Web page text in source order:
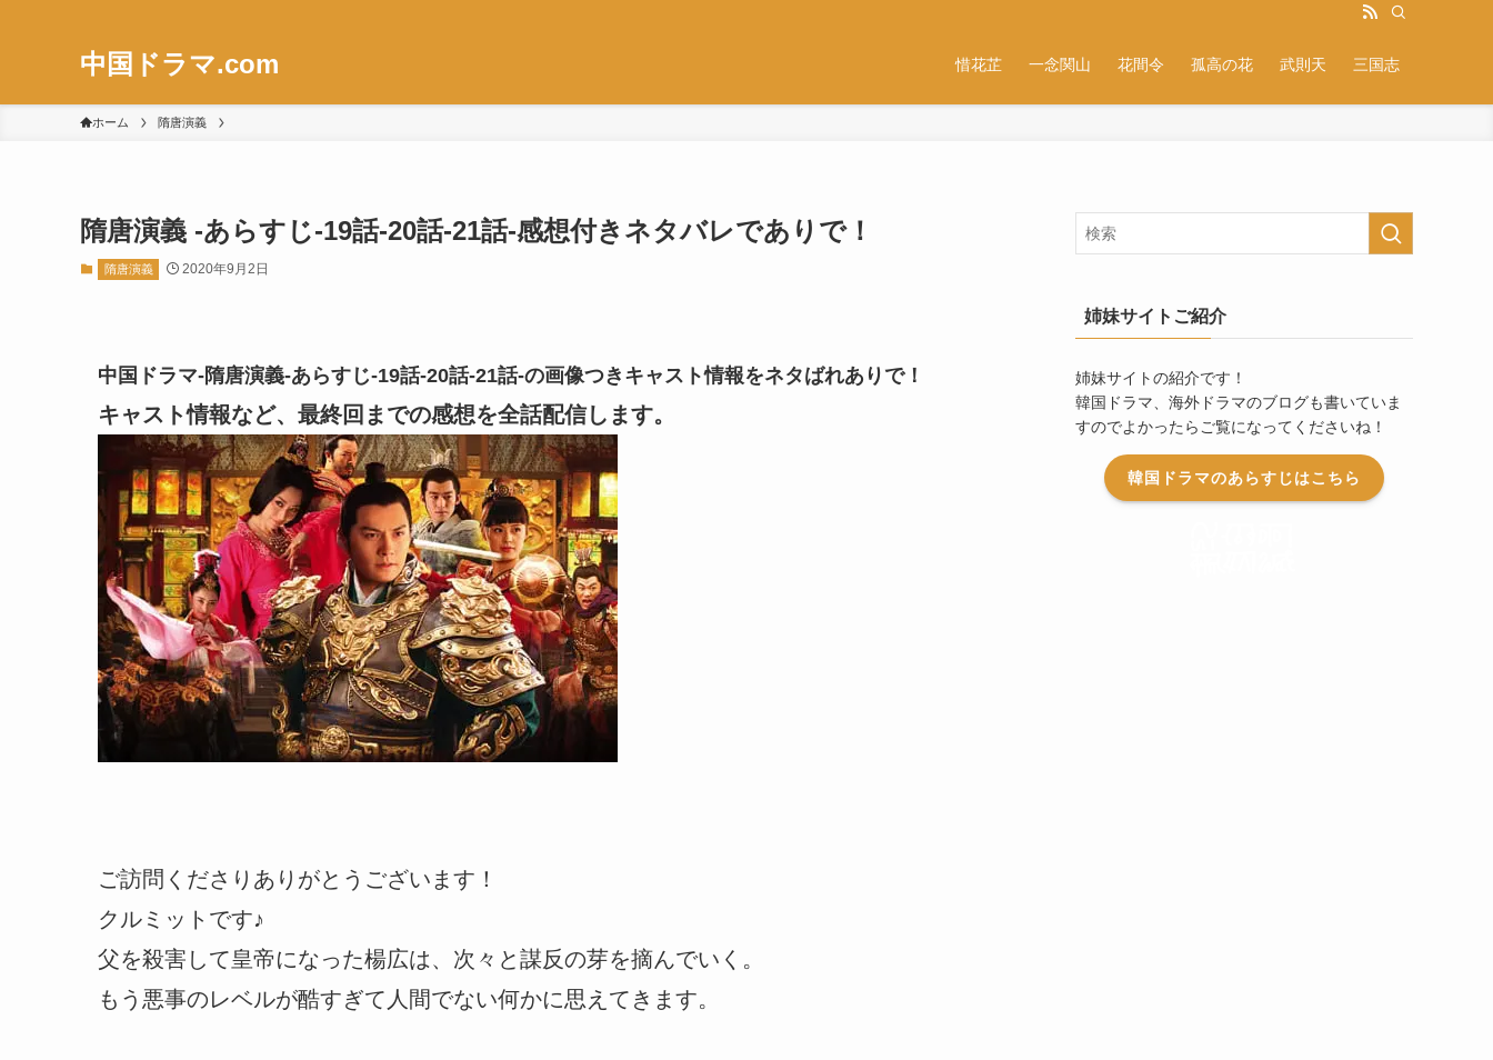
中国ドラマ.com 惜花芷 一念関山 花間令 孤高の花 武則天 三国志
ホーム 隋唐演義
隋唐演義 -あらすじ-19話-20話-21話-感想付きネタバレでありで！
隋唐演義 2020年9月2日
中国ドラマ-隋唐演義-あらすじ-19話-20話-21話-の画像つきキャスト情報をネタばれありで！
キャスト情報など、最終回までの感想を全話配信します。
ご訪問くださりありがとうございます！
クルミットです♪
父を殺害して皇帝になった楊広は、次々と謀反の芽を摘んでいく。
もう悪事のレベルが酷すぎて人間でない何かに思えてきます。
姉妹サイトご紹介
姉妹サイトの紹介です！
韓国ドラマ、海外ドラマのブログも書いていま
すのでよかったらご覧になってくださいね！
韓国ドラマのあらすじはこちら